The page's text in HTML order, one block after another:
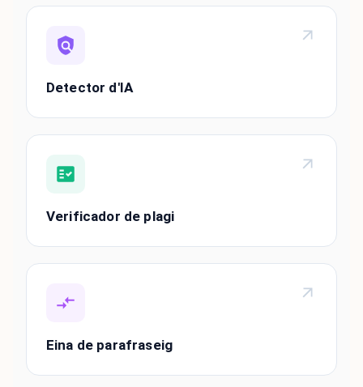
Detector d'IA
Verificador de plagi
Eina de parafraseig